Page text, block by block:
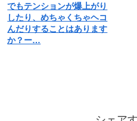
でもテンションが爆上がり
したり、めちゃくちゃヘコ
んだりすることはあります
か？ー…